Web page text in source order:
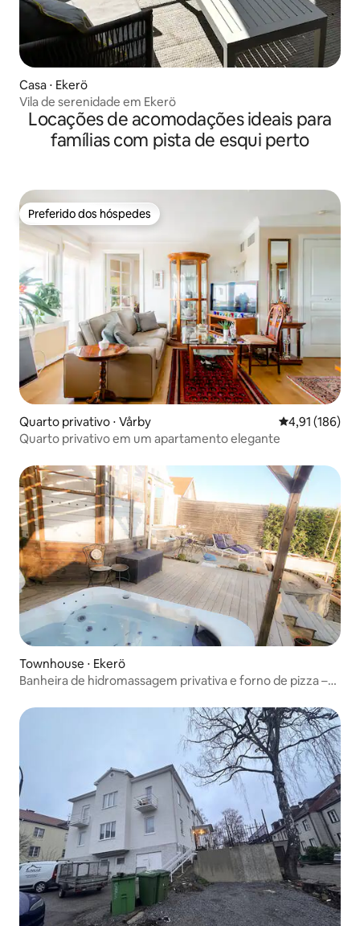
Casa ⋅ Ekerö
Vila de serenidade em Ekerö
Locações de acomodações ideais para
famílias com pista de esqui perto
Preferido dos hóspedes
Preferido dos hóspedes
Quarto privativo ⋅ Vårby 4,91 de uma
4,91 (186)
Quarto privativo em um apartamento elegante
Townhouse ⋅ Ekerö
Banheira de hidromassagem privativa e forno de pizza –